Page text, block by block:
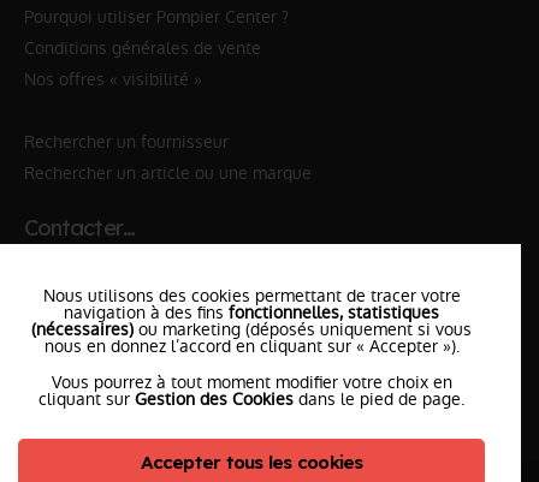
Pourquoi utiliser Pompier Center ?
Conditions générales de vente
Nos offres « visibilité »
Rechercher un fournisseur
Rechercher un article ou une marque
Contacter…
✆ 18№National Sapeurs-Pompiers
le SDISle plus proche
l'équipePompierCenter
Nous utilisons des cookies permettant de tracer votre
navigation à des fins fonctionnelles, statistiques
(nécessaires) ou marketing (déposés uniquement si vous
nous en donnez l’accord en cliquant sur « Accepter »).
Vous pourrez à tout moment modifier votre choix en
cliquant sur Gestion des Cookies dans le pied de page.
Accepter tous les cookies